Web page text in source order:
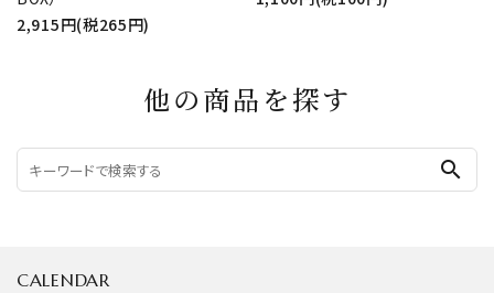
2,915円(税265円)
他の商品を探す
search
CALENDAR